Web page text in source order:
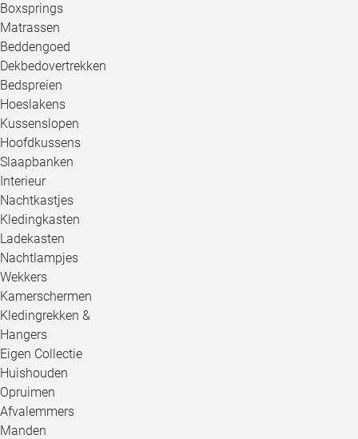
Boxsprings
Matrassen
Beddengoed
Dekbedovertrekken
Bedspreien
Hoeslakens
Kussenslopen
Hoofdkussens
Slaapbanken
Interieur
Nachtkastjes
Kledingkasten
Ladekasten
Nachtlampjes
Wekkers
Kamerschermen
Kledingrekken &
Hangers
Eigen Collectie
Huishouden
Opruimen
Afvalemmers
Manden